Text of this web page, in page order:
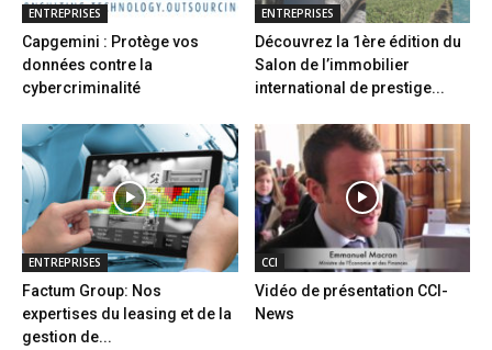
ENTREPRISES
Capgemini : Protège vos
données contre la
cybercriminalité
ENTREPRISES
Découvrez la 1ère édition du
Salon de l’immobilier
international de prestige...
ENTREPRISES
Factum Group: Nos
expertises du leasing et de la
gestion de...
CCI
Vidéo de présentation CCI-
News